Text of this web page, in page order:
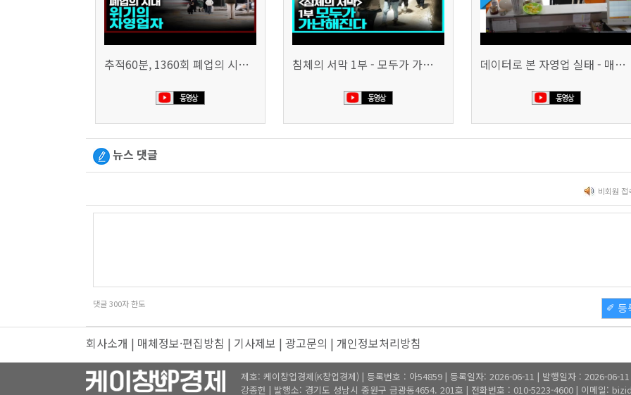
추적60분, 1360회 폐업의 시대, 위기의 자영업자 침체의 서막 1부 - 모두가 가난해진다 | 시사직격 신년특집 데이터로 본 자영업 실태 - 매출 '뚝', 장수 업소도 '휘청'
뉴스 댓글
비회원 접
댓글300자 한도 ✐ 등
회사소개 | 매체정보·편집방침 | 기사제보 | 광고문의 | 개인정보처리방침
제호: 케이창업경제(K창업경제) | 등록번호 : 아54859 | 등록일자: 2026-06-11 | 발행일자 : 2026-06-
강종헌 | 발행소: 경기도 성남시 중원구 금광동4654. 201호 | 전화번호 : 010-5223-4600 | 이메일: